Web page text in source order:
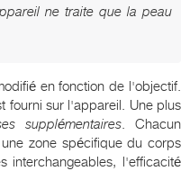
ne traite que la peau
en fonction de l'objectif.
fourni sur l'appareil. Une plus
supplémentaires. Chacun
zone spécifique du corps
interchangeables, l'efficacité